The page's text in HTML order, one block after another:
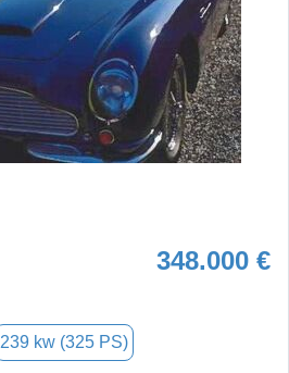
348.000 €
239 kw (325 PS)